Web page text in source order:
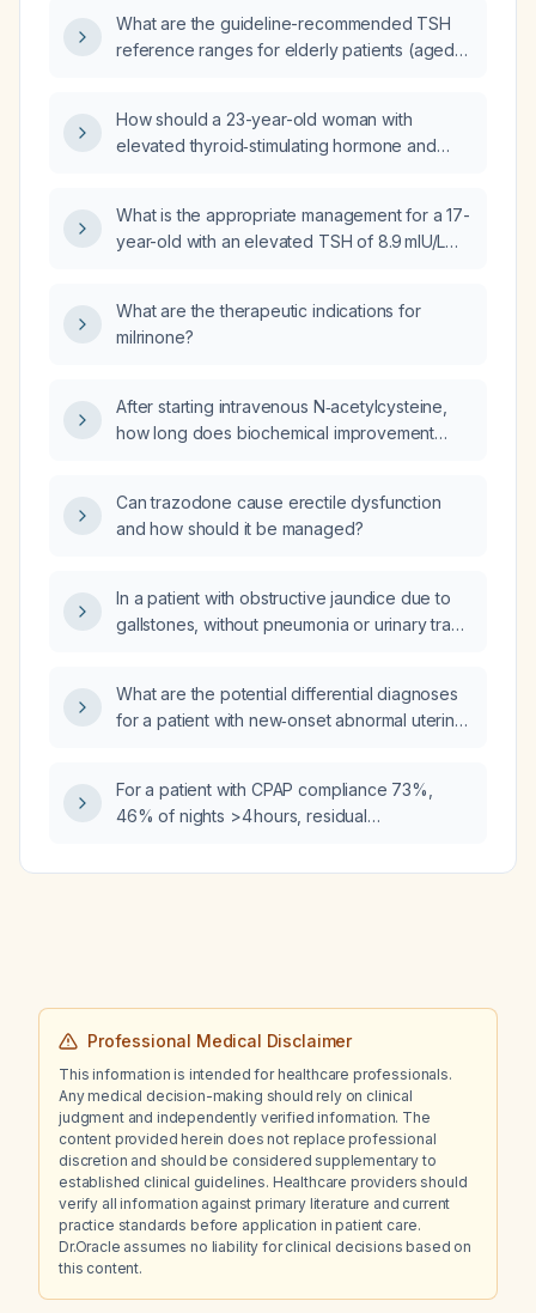
What are the guideline-recommended TSH
reference ranges for elderly patients (aged
How should a 23-year-old woman with
elevated thyroid‑stimulating hormone and
What is the appropriate management for a 17-
year-old with an elevated TSH of 8.9 mIU/L
What are the therapeutic indications for
milrinone?
After starting intravenous N‑acetylcysteine,
how long does biochemical improvement
injury?
Can trazodone cause erectile dysfunction
and how should it be managed?
In a patient with obstructive jaundice due to
gallstones, without pneumonia or urinary tract
and low partial pressure of carbon dioxide,
what could explain the markedly low blood
What are the potential differential diagnoses
for a patient with new‑onset abnormal uterine
history of uterine fibroids?
For a patient with CPAP compliance 73%,
46% of nights >4 hours, residual
average usage 5 hours, leak 0.1 L/min, and
Professional Medical Disclaimer
This information is intended for healthcare professionals.
Any medical decision-making should rely on clinical
judgment and independently verified information. The
content provided herein does not replace professional
discretion and should be considered supplementary to
established clinical guidelines. Healthcare providers should
verify all information against primary literature and current
practice standards before application in patient care.
Dr.Oracle assumes no liability for clinical decisions based on
this content.